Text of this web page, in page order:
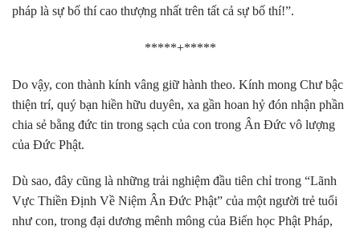
pháp là sự bố thí cao thượng nhất trên tất cả sự bố thí!”.
*****+*****
Do vậy, con thành kính vâng giữ hành theo. Kính mong Chư bậc
thiện trí, quý bạn hiền hữu duyên, xa gần hoan hỷ đón nhận phần
chia sẻ bằng đức tin trong sạch của con trong Ân Đức vô lượng
của Đức Phật.
Dù sao, đây cũng là những trải nghiệm đầu tiên chỉ trong “Lãnh
Vực Thiền Định Về Niệm Ân Đức Phật” của một người trẻ tuổi
như con, trong đại dương mênh mông của Biển học Phật Pháp,